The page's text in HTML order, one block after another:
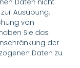
Daten nicht
Ausübung,
von
Sie das
der
Daten zu